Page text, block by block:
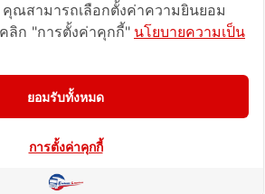
คุณสามารถเลือกตั้งค่าความยินยอม
ลิก "การตั้งค่าคุกกี้" นโยบายความเป็น
ยอมรับทั้งหมด
การตั้งค่าคุกกี้